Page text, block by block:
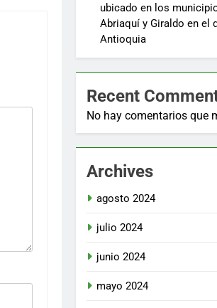
ubicado en los
Abriaquí y Giraldo en el
Antioquia
Recent
No hay comentarios que
Archives
agosto 2024
julio 2024
junio 2024
mayo 2024